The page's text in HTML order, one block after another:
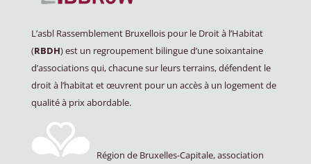
L’asbl Rassemblement Bruxellois pour le Droit à l’Habitat
(RBDH) est un regroupement bilingue d’une soixantaine
d’associations qui, chacune sur leurs terrains, défendent le
droit à l’habitat et œuvrent pour un accès à un logement de
qualité à prix abordable.
Région de Bruxelles-Capitale, association